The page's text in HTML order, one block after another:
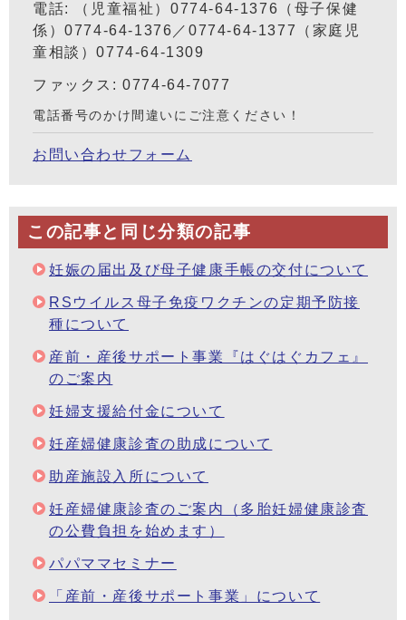
電話: （児童福祉）0774-64-1376（母子保健
係）0774-64-1376／0774-64-1377（家庭児
童相談）0774-64-1309
ファックス: 0774-64-7077
電話番号のかけ間違いにご注意ください！
お問い合わせフォーム
この記事と同じ分類の記事
妊娠の届出及び母子健康手帳の交付について
RSウイルス母子免疫ワクチンの定期予防接
種について
産前・産後サポート事業『はぐはぐカフェ』
のご案内
妊婦支援給付金について
妊産婦健康診査の助成について
助産施設入所について
妊産婦健康診査のご案内（多胎妊婦健康診査
の公費負担を始めます）
パパママセミナー
「産前・産後サポート事業」について